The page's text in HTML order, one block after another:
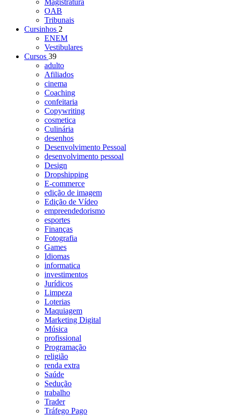
Magistratura
OAB
Tribunais
Cursinhos 2
ENEM
Vestibulares
Cursos 39
adulto
Afiliados
cinema
Coaching
confeitaria
Copywriting
cosmetica
Culinária
desenhos
Desenvolvimento Pessoal
desenvolvimento pessoal
Design
Dropshipping
E-commerce
edição de imagem
Edição de Vídeo
empreendedorismo
esportes
Finanças
Fotografia
Games
Idiomas
informatica
investimentos
Jurídicos
Limpeza
Loterias
Maquiagem
Marketing Digital
Música
profissional
Programação
religião
renda extra
Saúde
Sedução
trabalho
Trader
Tráfego Pago